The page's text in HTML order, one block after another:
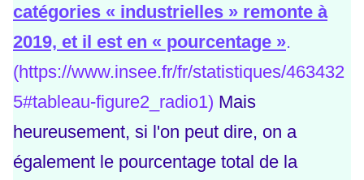
catégories « industrielles » remonte à
2019, et il est en « pourcentage ».
(https://www.insee.fr/fr/statistiques/463432
5#tableau-figure2_radio1) Mais
heureusement, si l'on peut dire, on a
également le pourcentage total de la